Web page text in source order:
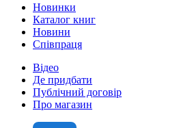
Новинки
Каталог книг
Новини
Співпраця
Відео
Де придбати
Публічний договір
Про магазин